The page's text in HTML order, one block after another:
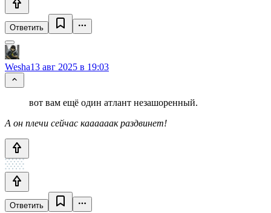
Ответить
Wesha13 авг 2025 в 19:03
вот вам ещё один атлант незашоренный.
А он плечи сейчас каааааак раздвинет!
Ответить